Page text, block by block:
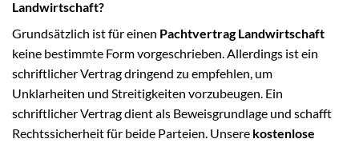
Landwirtschaft?
Grundsätzlich ist für einen Pachtvertrag Landwirtschaft
keine bestimmte Form vorgeschrieben. Allerdings ist ein
schriftlicher Vertrag dringend zu empfehlen, um
Unklarheiten und Streitigkeiten vorzubeugen. Ein
schriftlicher Vertrag dient als Beweisgrundlage und schafft
Rechtssicherheit für beide Parteien. Unsere kostenlose